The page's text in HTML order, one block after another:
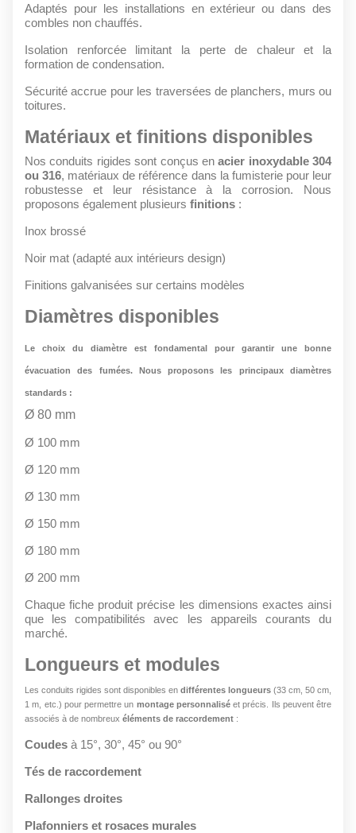
Adaptés pour les installations en extérieur ou dans des
combles non chauffés.
Isolation renforcée limitant la perte de chaleur et la
formation de condensation.
Sécurité accrue pour les traversées de planchers, murs ou
toitures.
Matériaux et finitions disponibles
Nos conduits rigides sont conçus enacier inoxydable 304
ou 316, matériaux de référence dans la fumisterie pour leur
robustesse et leur résistance à la corrosion. Nous
proposons également plusieurs finitions :
Inox brossé
Noir mat (adapté aux intérieurs design)
Finitions galvanisées sur certains modèles
Diamètres disponibles
Le choix du diamètre est fondamental pour garantir une bonne
évacuation des fumées. Nous proposons les principaux diamètres
standards :
Ø 80 mm
Ø 100 mm
Ø 120 mm
Ø 130 mm
Ø 150 mm
Ø 180 mm
Ø 200 mm
Chaque fiche produit précise les dimensions exactes ainsi
que les compatibilités avec les appareils courants du
marché.
Longueurs et modules
Les conduits rigides sont disponibles en différentes longueurs (33 cm, 50 cm,
1 m, etc.) pour permettre un montage personnaliséet précis. Ils peuvent être
associés à de nombreux éléments de raccordement :
Coudes à 15°, 30°, 45° ou 90°
Tés de raccordement
Rallonges droites
Plafonniers et rosaces murales